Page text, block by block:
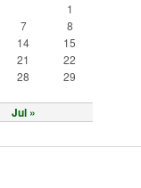
Jul »
1
7
8
14
15
21
22
28
29